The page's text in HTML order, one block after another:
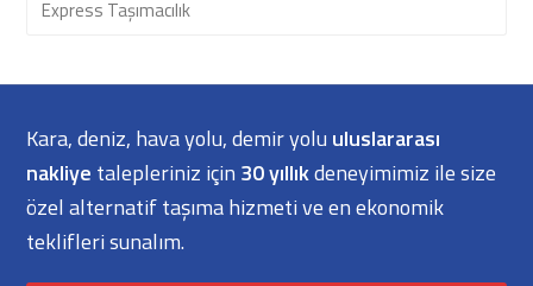
Express Taşımacılık
Kara, deniz, hava yolu, demir yolu uluslararası
nakliye talepleriniz için 30 yıllıkdeneyimimiz ile size
özel alternatif taşıma hizmeti ve en ekonomik
teklifleri sunalım.